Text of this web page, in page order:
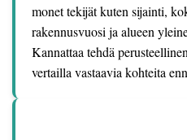
monet tekijät kuten sijainti,
rakennusvuosi ja alueen
Kannattaa tehdä
vertailla vastaavia kohteita